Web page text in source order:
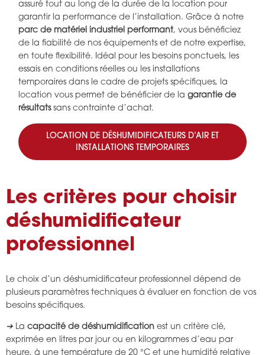
assuré tout au long de la durée de la location pour
garantir la performance de l’installation. Grâce à notre
parc de matériel industriel performant, vous bénéficiez
de la fiabilité de nos équipements et de notre expertise,
en toute flexibilité. Idéal pour les besoins ponctuels, les
essais en conditions réelles ou les installations
temporaires dans le cadre de projets spécifiques, la
location vous permet de bénéficier de lagarantie de
résultatssans contrainte d’achat.
LOCATION DE DÉSHUMIDIFICATEURS D’AIR ET
INSTALLATIONS TEMPORAIRES
Les critères pour choisir
déshumidificateur
professionnel
Le choix d’un déshumidificateur professionnel dépend de
plusieurs paramètres techniques à évaluer en fonction de vos
besoins spécifiques.
➔ La capacité de déshumidification est un critère clé,
exprimée en litres par jour ou en kilogrammes d’eau par
heure, à une température de 20 °C et une humidité relative